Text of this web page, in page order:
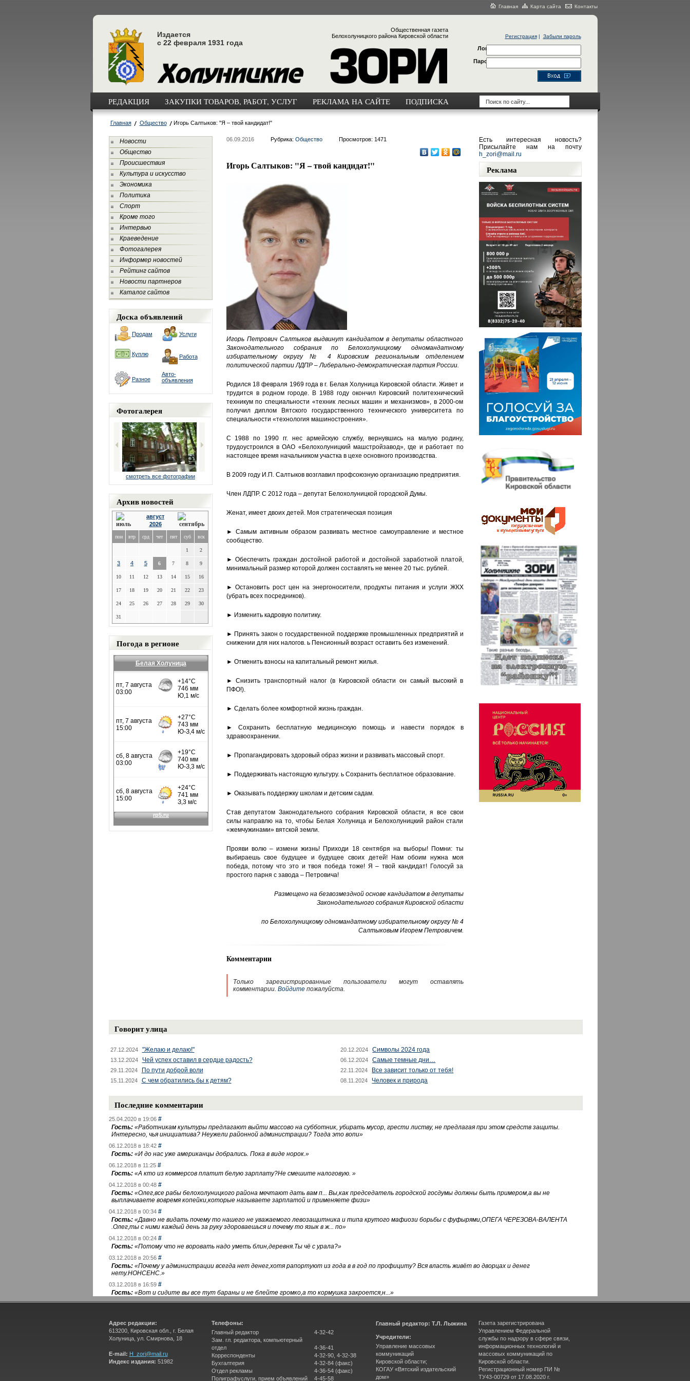
Главная Карта сайта Контакты
Издается
с 22 февраля 1931 года
Общественная газета
Белохолуницкого района Кировской области
Регистрация| Забыли пароль
Логин
Пароль
РЕДАКЦИЯ ЗАКУПКИ ТОВАРОВ, РАБОТ, УСЛУГ РЕКЛАМА НА САЙТЕ ПОДПИСКА
Главная Общество Игорь Салтыков: "Я – твой кандидат!"
Новости
Общество
Происшествия
Культура и искусство
Экономика
Политика
Спорт
Кроме того
Интервью
Краеведение
Фотогалерея
Информер новостей
Рейтинг сайтов
Новости партнеров
Каталог сайтов
Доска объявлений
Продам Услуги
Куплю Работа
Разное
Авто-
объявления
Фотогалерея
смотреть все фотографии
Архив новостей
август
2026
пон втр срд чет пят суб вск
1 2
3 4 5 6 7 8 9
10 11 12 13 14 15 16
17 18 19 20 21 22 23
24 25 26 27 28 29 30
31
Погода в регионе
Белая Холуница
06.09.2016 Рубрика: Общество Просмотров: 1471
Игорь Салтыков: "Я – твой кандидат!"
Игорь Петрович Салтыков выдвинут кандидатом в депутаты областного
Законодательного собрания по Белохолуницкому одномандатному
избирательному округу № 4 Кировским региональным отделением
политической партии ЛДПР – Либерально-демократическая партия России.
Родился 18 февраля 1969 года в г. Белая Холуница Кировской области. Живет и
трудится в родном городе. В 1988 году окончил Кировский политехнический
техникум по специальности «техник лесных машин и механизмов», в 2000-ом
получил диплом Вятского государственного технического университета по
специальности «технология машиностроения».
С 1988 по 1990 гг. нес армейскую службу, вернувшись на малую родину,
трудоустроился в ОАО «Белохолуницкий машстройзавод», где и работает по
настоящее время начальником участка в цехе основного производства.
В 2009 году И.П. Салтыков возглавил профсоюзную организацию предприятия.
Член ЛДПР. С 2012 года – депутат Белохолуницкой городской Думы.
Женат, имеет двоих детей. Моя стратегическая позиция
► Самым активным образом развивать местное самоуправление и местное
сообщество.
► Обеспечить граждан достойной работой и достойной заработной платой,
минимальный размер которой должен составлять не менее 20 тыс. рублей.
► Остановить рост цен на энергоносители, продукты питания и услуги ЖКХ
(убрать всех посредников).
► Изменить кадровую политику.
► Принять закон о государственной поддержке промышленных предприятий и
снижении для них налогов. ь Пенсионный возраст оставить без изменений.
► Отменить взносы на капитальный ремонт жилья.
► Снизить транспортный налог (в Кировской области он самый высокий в
ПФО!).
► Сделать более комфортной жизнь граждан.
► Сохранить бесплатную медицинскую помощь и навести порядок в
здравоохранении.
► Пропагандировать здоровый образ жизни и развивать массовый спорт.
► Поддерживать настоящую культуру. ь Сохранить бесплатное образование.
► Оказывать поддержку школам и детским садам.
Став депутатом Законодательного собрания Кировской области, я все свои
силы направлю на то, чтобы Белая Холуница и Белохолуницкий район стали
«жемчужинами» вятской земли.
Прояви волю – измени жизнь! Приходи 18 сентября на выборы! Помни: ты
выбираешь свое будущее и будущее своих детей! Нам обоим нужна моя
победа, потому что это и твоя победа тоже! Я – твой кандидат! Голосуй за
простого парня с завода – Петровича!
Размещено на безвозмездной основе кандидатом в депутаты
Законодательного собрания Кировской области
по Белохолуницкому одномандатному избирательному округу № 4
Салтыковым Игорем Петровичем.
Комментарии
Только зарегистрированные пользователи могут оставлять
комментарии. Войдитепожалуйста.
Есть интересная новость?
Присылайте нам на почту
h_zori@mail.ru
Реклама
Говорит улица
27.12.2024 "Желаю и делаю!" 20.12.2024 Символы 2024 года
13.12.2024 Чей успех оставил в сердце радость? 06.12.2024 Самые темные дни…
29.11.2024 По пути доброй воли 22.11.2024 Все зависит только от тебя!
15.11.2024 С чем обратились бы к детям? 08.11.2024 Человек и природа
Последние комментарии
25.04.2020 в 19:06 #
Гость: «Работникам культуры предлагают выйти массово на субботник, убирать мусор, грести листву, не предлагая при этом средств защиты.
Интересно, чья инициатива? Неужели районной администрации? Тогда это вопи»
06.12.2018 в 18:42 #
Гость: «И до нас уже американцы добрались. Пока в виде норок.»
06.12.2018 в 11:25 #
Гость: «А кто из коммерсов платит белую зарплату?Не смешите налоговую. »
04.12.2018 в 00:48 #
Гость: «Олег,все рабы белохолуницкого района мечтают дать вам п... Вы,как председатель городской госдумы должны быть примером,а вы не
выплачиваете вовремя копейки,которые называете зарплатой и применяете физи»
04.12.2018 в 00:34 #
Гость: «Давно не видать почему то нашего не уважаемого левозащитника и типа крутого мафиози борьбы с фуфырями,ОПЕГА ЧЕРЕЗОВА-ВАЛЕНТА
.Олег,ты с ними каждый день за руку здороваешься и почему то язык в ж... по»
04.12.2018 в 00:24 #
Гость: «Потому что не воровать надо уметь блин,деревня.Ты чё с урала?»
03.12.2018 в 20:56 #
Гость: «Почему у администрации всегда нет денег,хотя рапортуют из года в в год по профициту? Вся власть живёт во дворцах и денег
нету.НОНСЕНС.»
03.12.2018 в 16:59 #
Гость: «Вот и сидите вы все тут бараны и не блейте громко,а то кормушка закроется,н...»
Адрес редакции:
613200, Кировская обл., г. Белая
Холуница, ул. Смирнова, 18
E-mail: H_zori@mail.ru
Индекс издания: 51982
Телефоны:
Главный редактор
Зам. гл. редактора, компьютерный
отдел
Корреспонденты
Бухгалтерия
Отдел рекламы
Полиграфуслуги, прием объявлений
4-32-42
4-36-41
4-32-90, 4-32-38
4-32-84 (факс)
4-36-54 (факс)
4-45-58
Главный редактор: Т.Л. Лыжина
Учредители:
Управление массовых
коммуникаций
Кировской области;
КОГАУ «Вятский издательский
дом»
Газета зарегистрирована
Управлением Федеральной
службы по надзору в сфере связи,
информационных технологий и
массовых коммуникаций по
Кировской области.
Регистрационный номер ПИ №
ТУ43-00729 от 17.08.2020 г.